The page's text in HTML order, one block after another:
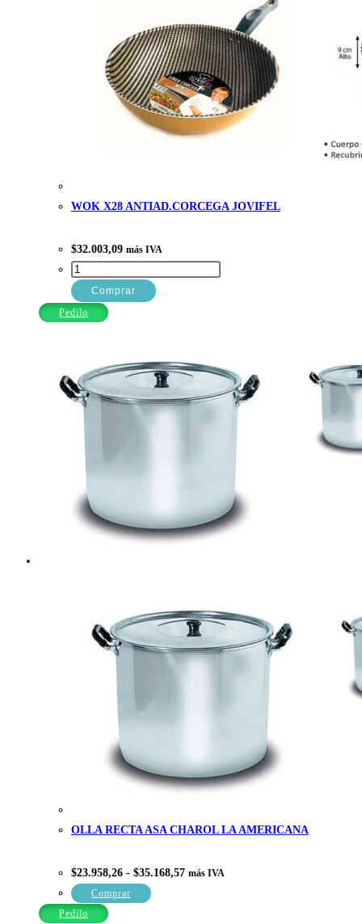
WOK X28 ANTIAD.CORCEGA JOVIFEL
$32.003,09 más IVA
WOK
X28
ANTIAD.CORCEGA
Comprar
Pedilo
OLLA RECTA ASA CHAROL LA AMERICANA
$23.958,26 - $35.168,57Rango
de
más IVA
Comprar
Este
Pedilo